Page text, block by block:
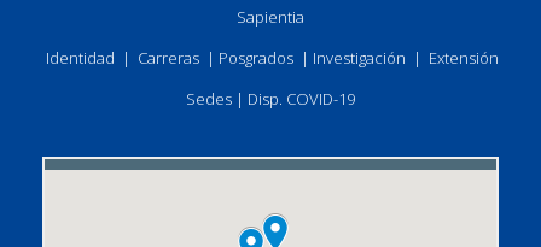
Sapientia
Identidad | Carreras | Posgrados | Investigación | Extensión
Sedes | Disp. COVID-19